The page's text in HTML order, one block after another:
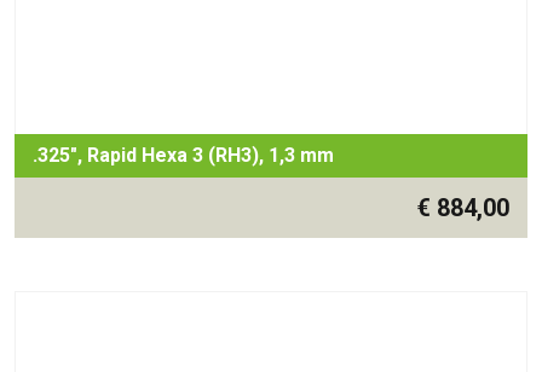
.325", Rapid Hexa 3 (RH3), 1,3 mm
€ 884,00